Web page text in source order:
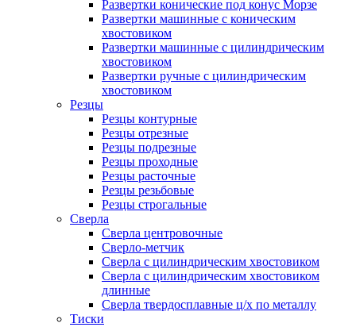
Развертки конические под конус Морзе
Развертки машинные с коническим
хвостовиком
Развертки машинные с цилиндрическим
хвостовиком
Развертки ручные с цилиндрическим
хвостовиком
Резцы
Резцы контурные
Резцы отрезные
Резцы подрезные
Резцы проходные
Резцы расточные
Резцы резьбовые
Резцы строгальные
Сверла
Сверла центровочные
Сверло-метчик
Сверла с цилиндрическим хвостовиком
Сверла с цилиндрическим хвостовиком
длинные
Сверла твердосплавные ц/х по металлу
Тиски